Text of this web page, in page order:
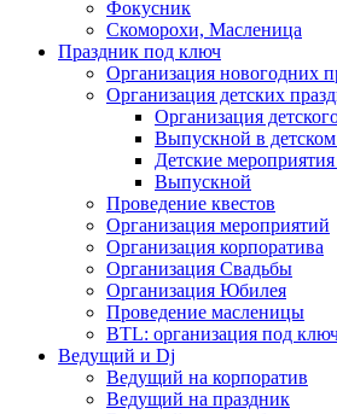
Фокусник
Скоморохи, Масленица
Праздник под ключ
Организация новогодних
Организация детских
Организация
Выпускной в детском
Детские
Выпускной
Проведение квестов
Организация мероприятий
Организация корпоратива
Организация Свадьбы
Организация Юбилея
Проведение масленицы
BTL: организация под
Ведущий и Dj
Ведущий на корпоратив
Ведущий на праздник